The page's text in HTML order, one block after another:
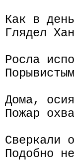
Как в
Глядел
Росла
Дома,
Пожар
Сверкали
Подобно